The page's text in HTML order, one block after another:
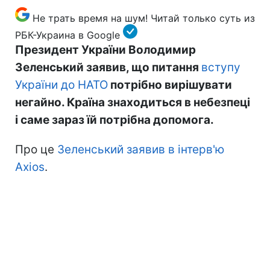
Не трать время на шум! Читай только суть из
РБК-Украина в Google
Президент України Володимир
Зеленський заявив, що питання вступу
України до НАТО потрібно вирішувати
негайно. Країна знаходиться в небезпеці
і саме зараз їй потрібна допомога.
Про це Зеленський заявив в інтерв'ю
Axios.